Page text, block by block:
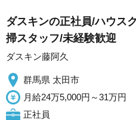
ダスキンの正社員/ハウス
掃スタッフ/未経験歓迎
ダスキン藤阿久
群馬県 太田市
月給24万5,000円～31万円
正社員